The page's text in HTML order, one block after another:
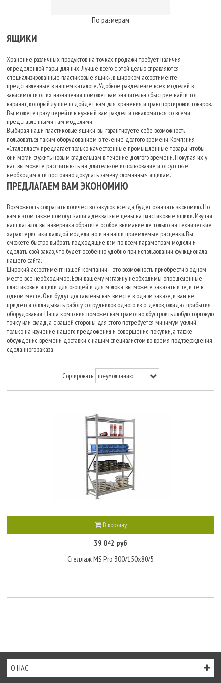
По размерам
ЯЩИКИ
Хранение различных продуктов на точках продажи требует наличия
определенной тары для них. Лучше всего с этой целью справляются
специализированные пластиковые ящики, в широком ассортименте
представленные в нашем каталоге. Удобное разделение всех моделей в
зависимости от их назначения поможет вам значительно быстрее найти тот
вариант, который лучше подойдет вам для хранения и транспортировки товаров.
Вы можете сразу перейти в нужный вам раздел и ознакомиться со всеми
представленными там моделями.
Выбирая наши пластиковые ящики, вы гарантируете себе возможность
пользоваться таким оборудованием в течение долгого времени. Компания
«Сталепласт» предлагает только качественные промышленные товары, чтобы
они могли служить новым владельцам в течение долгого времени. Покупая их у
нас, вы можете рассчитывать на длительное использование и отсутствие
необходимости постоянно докупать замену сломанным ящикам.
ПРЕДЛАГАЕМ ВАМ ЭКОНОМИЮ
Возможность сократить количество закупок всегда будет означать экономию. Но
вам в этом также помогут наши адекватные цены на пластиковые ящики. Изучая
наш каталог, вы наверняка обратите особое внимание не только на технические
характеристики каждой модели, но и на наши приемлемые расценки. Вы
сможете быстро выбрать подходящие вам по всем параметрам модели и
сделать свой заказ, что будет особенно удобно при использовании функционала
нашего сайта.
Широкий ассортимент нашей компании – это возможность приобрести в одном
месте все необходимое. Если вашему магазину необходимы определенные
пластиковые ящики для овощей и для молока, вы можете заказать и те, и те в
одном месте. Они будут доставлены вам вместе в одном заказе, и вам не
придется откладывать работу сотрудников одного из отделов, ожидая прибытия
оборудования. Наша компания поможет вам грамотно обустроить любую торговую
точку или склад, а с вашей стороны для этого потребуется минимум усилий:
только на изучение нашего предложения и совершение покупки, а также
обсуждение времени доставки с нашим специалистом во время подтверждения
сделанного заказа.
Сортировать
В корзину
39 042 руб
Стеллаж MS Pro 300/150x80/5
О НАС